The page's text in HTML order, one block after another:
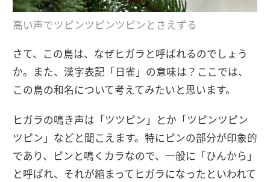
高い声でツピンツピンツピンとさえずる
さて、この鳥は、なぜヒガラと呼ばれるのでしょう
か。また、漢字表記「日雀」の意味は？ここでは、
この鳥の和名について考えてみたいと思います。
ヒガラの鳴き声は「ツツピン」とか「ツピンツピン
ツピン」などと聞こえます。特にピンの部分が印象的
であり、ピンと鳴くカラなので、一般に「ひんから」
と呼ばれ、それが縮まってヒガラになったといわれて